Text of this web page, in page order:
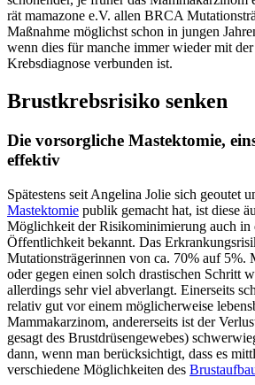
rät mamazone e.V. allen BRCA
Maßnahme möglichst schon in jungen
wenn dies für manche immer wieder mit
Krebsdiagnose verbunden ist.
Brustkrebsrisiko senken
Die vorsorgliche Mastektomie,
effektiv
Spätestens seit Angelina Jolie sich geoutet
Mastektomie publik gemacht hat, ist diese
Möglichkeit der Risikominimierung auch in
Öffentlichkeit bekannt. Das
Mutationsträgerinnen von ca. 70% auf 5%.
oder gegen einen solch drastischen Schritt
allerdings sehr viel abverlangt. Einerseits
relativ gut vor einem möglicherweise
Mammakarzinom, andererseits ist der
gesagt des Brustdrüsengewebes)
dann, wenn man berücksichtigt, dass es
verschiedene Möglichkeiten des